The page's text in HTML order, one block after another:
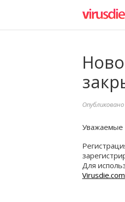
Уважаемые
Для
Virusdie.com